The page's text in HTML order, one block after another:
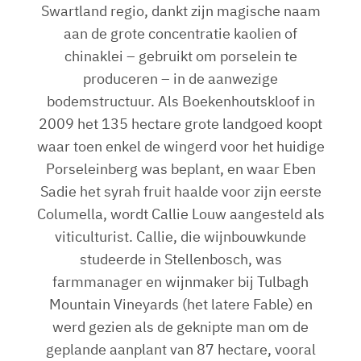
Swartland regio, dankt zijn magische naam
aan de grote concentratie kaolien of
chinaklei – gebruikt om porselein te
produceren – in de aanwezige
bodemstructuur. Als Boekenhoutskloof in
2009 het 135 hectare grote landgoed koopt
waar toen enkel de wingerd voor het huidige
Porseleinberg was beplant, en waar Eben
Sadie het syrah fruit haalde voor zijn eerste
Columella, wordt Callie Louw aangesteld als
viticulturist. Callie, die wijnbouwkunde
studeerde in Stellenbosch, was
farmmanager en wijnmaker bij Tulbagh
Mountain Vineyards (het latere Fable) en
werd gezien als de geknipte man om de
geplande aanplant van 87 hectare, vooral